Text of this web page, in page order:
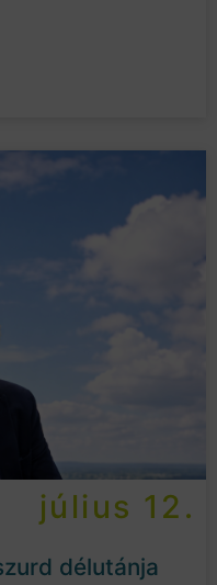
július 12.
délutánja